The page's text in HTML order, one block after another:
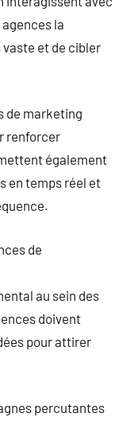
la
et de cibler
de marketing
renforcer
également
en temps réel et
de
au sein des
doivent
pour attirer
percutantes